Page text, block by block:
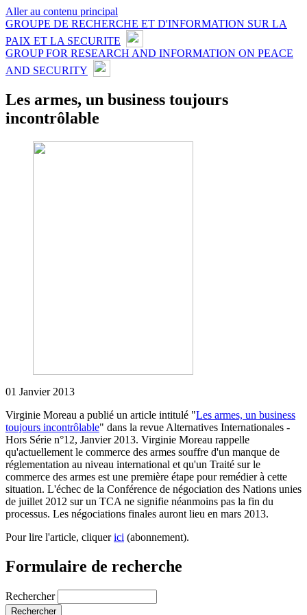
Aller au contenu principal
GROUPE DE RECHERCHE ET D'INFORMATION SUR LA
PAIX ET LA SECURITE
GROUP FOR RESEARCH AND INFORMATION ON PEACE
AND SECURITY
Les armes, un business toujours
incontrôlable
01 Janvier 2013
Virginie Moreau a publié un article intitulé "Les armes, un business
toujours incontrôlable" dans la revue Alternatives Internationales -
Hors Série n°12, Janvier 2013. Virginie Moreau rappelle
qu'actuellement le commerce des armes souffre d'un manque de
réglementation au niveau international et qu'un Traité sur le
commerce des armes est une première étape pour remédier à cette
situation. L'échec de la Conférence de négociation des Nations unies
de juillet 2012 sur un TCA ne signifie néanmoins pas la fin du
processus. Les négociations finales auront lieu en mars 2013.
Pour lire l'article, cliquerici (abonnement).
Formulaire de recherche
Rechercher